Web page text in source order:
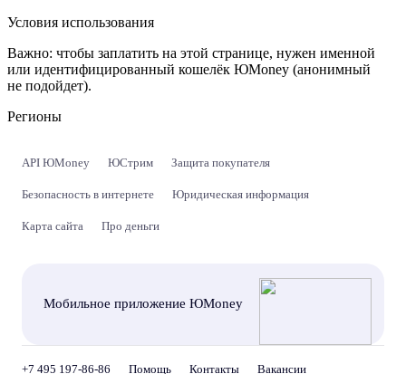
Условия использования
Важно: чтобы заплатить на этой странице, нужен именной
или идентифицированный кошелёк ЮMoney (анонимный
не подойдет).
Регионы
API ЮMoney ЮСтрим Защита покупателя
Безопасность в интернете Юридическая информация
Карта сайта Про деньги
Мобильное приложение ЮMoney
+7 495 197-86-86 Помощь Контакты Вакансии